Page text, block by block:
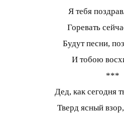
Я тебя
Горевать
Будут песни,
И тобою
***
Дед, как сегодня
Тверд ясный